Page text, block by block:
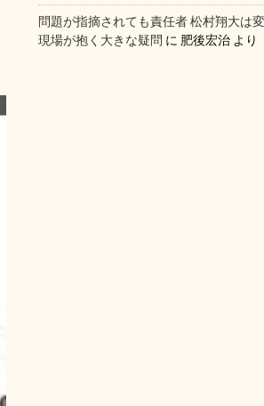
問題が指摘されても責任者 松村翔大は
現場が抱く大きな疑問 に 肥後宏治 より